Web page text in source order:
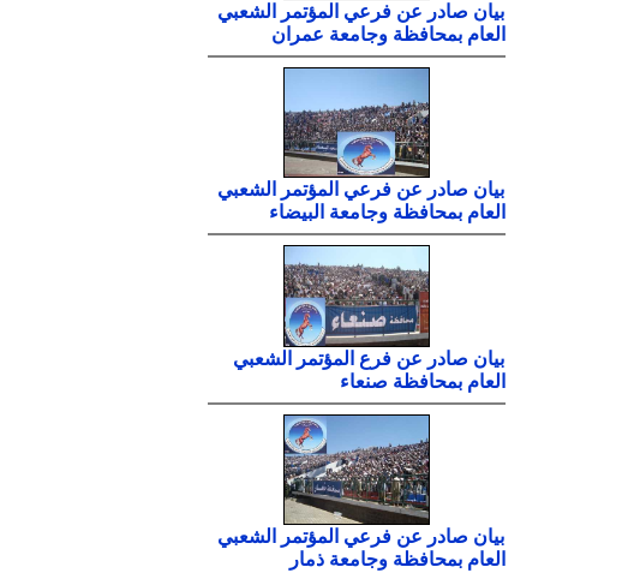
بيان صادر عن فرعي المؤتمر الشعبي
العام بمحافظة وجامعة عمران
بيان صادر عن فرعي المؤتمر الشعبي
العام بمحافظة وجامعة البيضاء
بيان صادر عن فرع المؤتمر الشعبي
العام بمحافظة صنعاء
بيان صادر عن فرعي المؤتمر الشعبي
العام بمحافظة وجامعة ذمار